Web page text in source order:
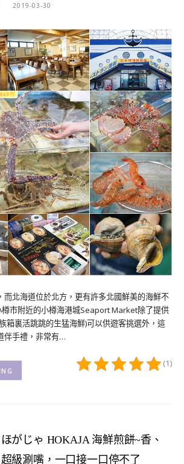
2019-03-30
而北海道位於北方，更有許多北國鮮美的海鮮不
樽市附近的小樽海港城Seaport Market除了提供
箱裏活跳跳的生猛海鮮)可以供遊客挑選外，這
伴手禮，非常有…
(1)
がじゃ HOKAJA 海鮮煎餅~香、
級涮嘴，一口接一口停不了